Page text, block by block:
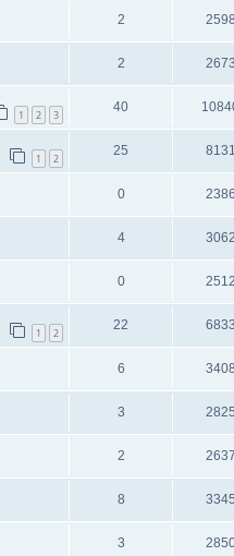
2
2
1 2 3
40
1 2
25
0
4
0
1 2
22
6
3
2
8
3